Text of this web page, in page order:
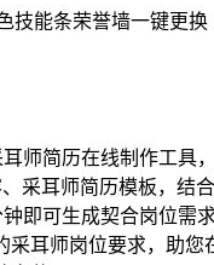
技能条荣誉墙一键更换
师简历在线制作工具
采耳师简历模板，结合
即可生成契合岗位需
采耳师岗位要求，助您